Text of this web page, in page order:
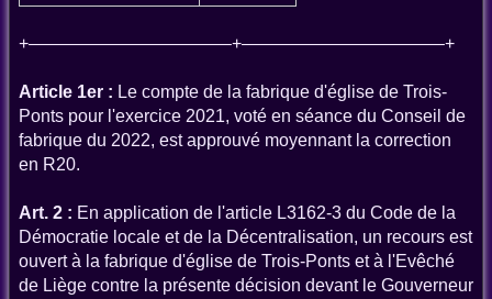
+———————————–+———————————–+
Article 1er : Le compte de la fabrique d'église de Trois-
Ponts pour l'exercice 2021, voté en séance du Conseil de
fabrique du 2022, est approuvé moyennant la correction
en R20.
Art. 2 : En application de l'article L3162-3 du Code de la
Démocratie locale et de la Décentralisation, un recours est
ouvert à la fabrique d'église de Trois-Ponts et à l'Evêché
de Liège contre la présente décision devant le Gouverneur